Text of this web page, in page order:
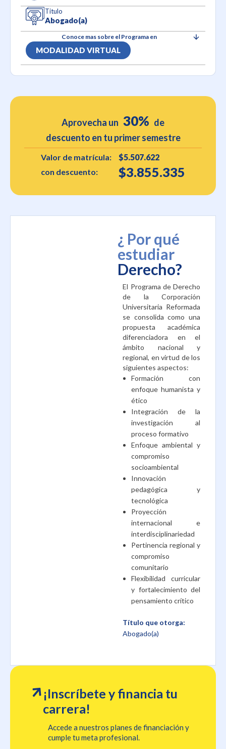
Titulo
Abogado(a)
Conoce mas sobre el Programa en
MODALIDAD VIRTUAL
Aprovecha un 30% de
descuento en tu primer semestre
Valor de matrícula:
$5.507.622
con descuento:
$3.855.335
¿ Por qué
estudiar
Derecho?
El Programa de Derecho
de la Corporación
Universitaria Reformada
se consolida como una
propuesta académica
diferenciadora en el
ámbito nacional y
regional, en virtud de los
siguientes aspectos:
Formación con
enfoque humanista y
ético
Integración de la
investigación al
proceso formativo
Enfoque ambiental y
compromiso
socioambiental
Innovación
pedagógica y
tecnológica
Proyección
internacional e
interdisciplinariedad
Pertinencia regional y
compromiso
comunitario
Flexibilidad curricular
y fortalecimiento del
pensamiento crítico
Título que otorga:
Abogado(a)
¡Inscríbete y financia tu
carrera!
Accede a nuestros planes de financiación y
cumple tu meta profesional.